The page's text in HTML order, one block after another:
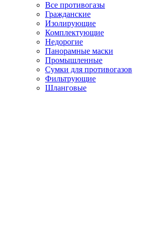
Все противогазы
Гражданские
Изолирующие
Комплектующие
Недорогие
Панорамные маски
Промышленные
Сумки для противогазов
Фильтрующие
Шланговые